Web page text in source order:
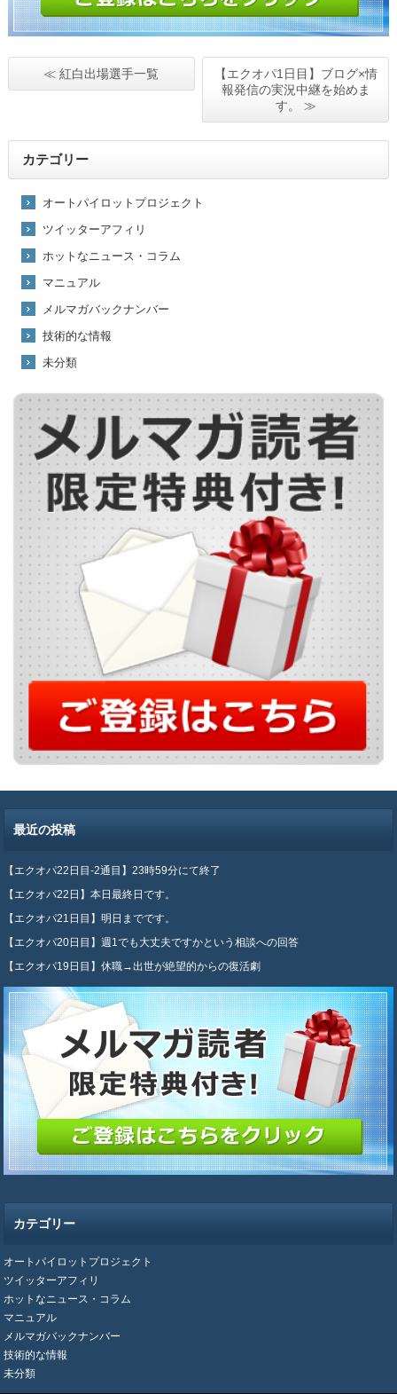
≪ 紅白出場選手一覧
【エクオパ1日目】ブログ×情
報発信の実況中継を始めま
す。 ≫
カテゴリー
オートパイロットプロジェクト
ツイッターアフィリ
ホットなニュース・コラム
マニュアル
メルマガバックナンバー
技術的な情報
未分類
最近の投稿
【エクオパ22日目-2通目】23時59分にて終了
【エクオパ22日】本日最終日です。
【エクオパ21日目】明日までです。
【エクオパ20日目】週1でも大丈夫ですかという相談への回答
【エクオパ19日目】休職→出世が絶望的からの復活劇
カテゴリー
オートパイロットプロジェクト
ツイッターアフィリ
ホットなニュース・コラム
マニュアル
メルマガバックナンバー
技術的な情報
未分類